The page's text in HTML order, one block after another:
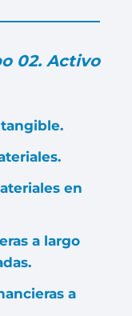
02. Activo
en
a largo
a